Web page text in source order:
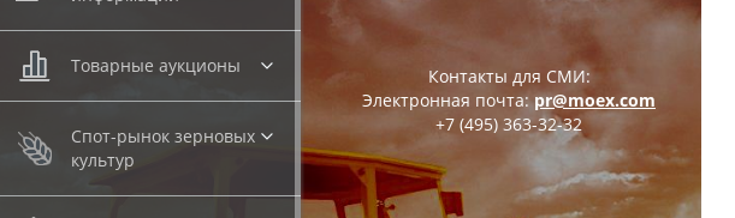
Товарные аукционы
Спот-рынок зерновых
культур
Контакты для СМИ:
Электронная почта:pr@moex.com
+7 (495) 363-32-32